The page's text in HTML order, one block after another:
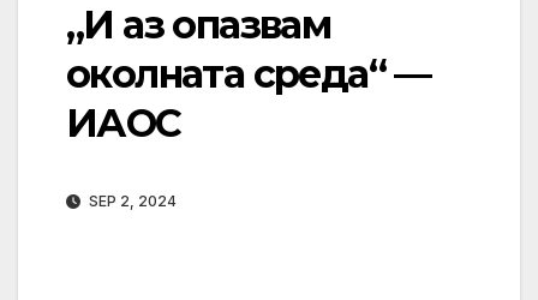
„И аз опазвам
околната среда“ —
ИАОС
SEP 2, 2024